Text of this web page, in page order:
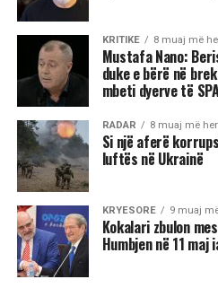
KRITIKE 8 muaj më
Mustafa Nano:
duke e bërë në
mbeti dyerve të
RADAR 8 muaj më
Si një aferë
luftës në Ukrainë
KRYESORE 9 muaj
Kokalari zbulon
Humbjen në 11